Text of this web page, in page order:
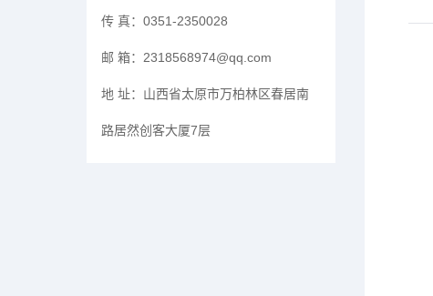
传 真： 0351-2350028
邮 箱： 2318568974@qq.com
地 址： 山西省太原市万柏林区春居南
路居然创客大厦7层